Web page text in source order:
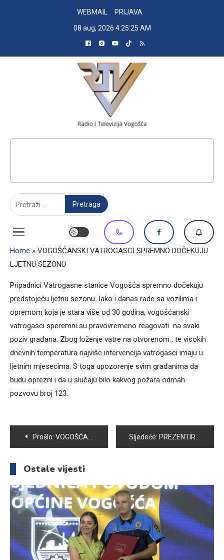
WEBMAIL
PRIJAVA
08 aug, 2026 4:25:26 AM
Home » VOGOŠĆANSKI VATROGASCI SPREMNO DOČEKUJU
LJETNU SEZONU
Pripadnici Vatrogasne stanice Vogošća spremno dočekuju
predstojeću ljetnu sezonu. Iako i danas rade sa vozilima i
opremom koja je stara više od 30 godina, vogošćanski
vatrogasci speremni su pravovremeno reagovati na svaki
poziv građana. Zbog loženje vatre na otvorenom , te visokih
dnevnih temperatura najviše intervencija vatrogasci imaju u
ljetnim mjesecima. S toga upozorenje svim građanima da
budu oprezni i da u slučaju bilo kakvog požara odmah
pozvovu broj 123.
Navigacija
članaka
Prošlo: VOGOŠĆANI PORUČILI: PRIJEDORSKE ŽRTVE NE SMIJU BITI ZABORAVLJENE! Sljedeće: PREZENTIRAN PROJEKAT IZGRADNJE KOLEKTORA I GLAVNOG PREČISTAČA
Ostale vijesti